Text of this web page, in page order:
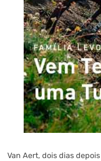
Van Aert, dois dias